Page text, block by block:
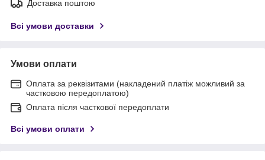
Доставка поштою
Всі умови доставки
Умови оплати
Оплата за реквізитами (накладений платіж можливий за
частковою передоплатою)
Оплата після часткової передоплати
Всі умови оплати